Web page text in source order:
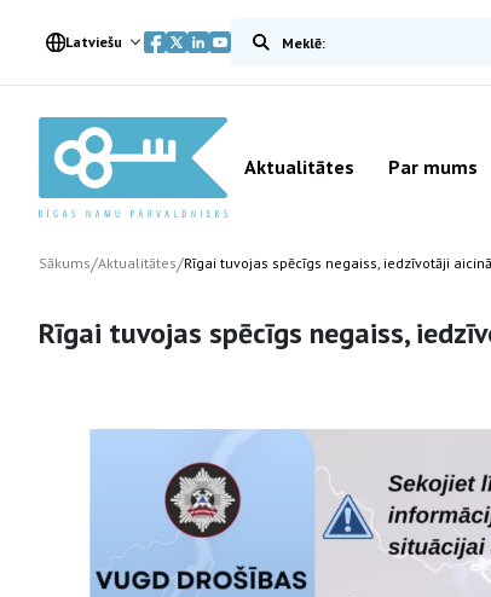
Latviešu Meklēt vietnē
Aktualitātes Par mums
Sākums/Aktualitātes/Rīgai tuvojas spēcīgs negaiss, iedzīvotāji
Rīgai tuvojas spēcīgs negaiss,